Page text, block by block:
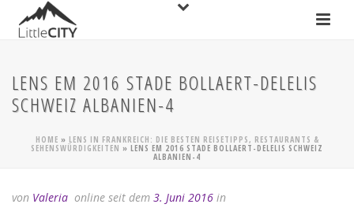
LENS EM 2016 STADE BOLLAERT-DELELIS
SCHWEIZ ALBANIEN-4
HOME » LENS IN FRANKREICH: DIE BESTEN REISETIPPS, RESTAURANTS &
SEHENSWÜRDIGKEITEN » LENS EM 2016 STADE BOLLAERT-DELELIS SCHWEIZ
ALBANIEN-4
von Valeria online seit dem 3. Juni 2016 in